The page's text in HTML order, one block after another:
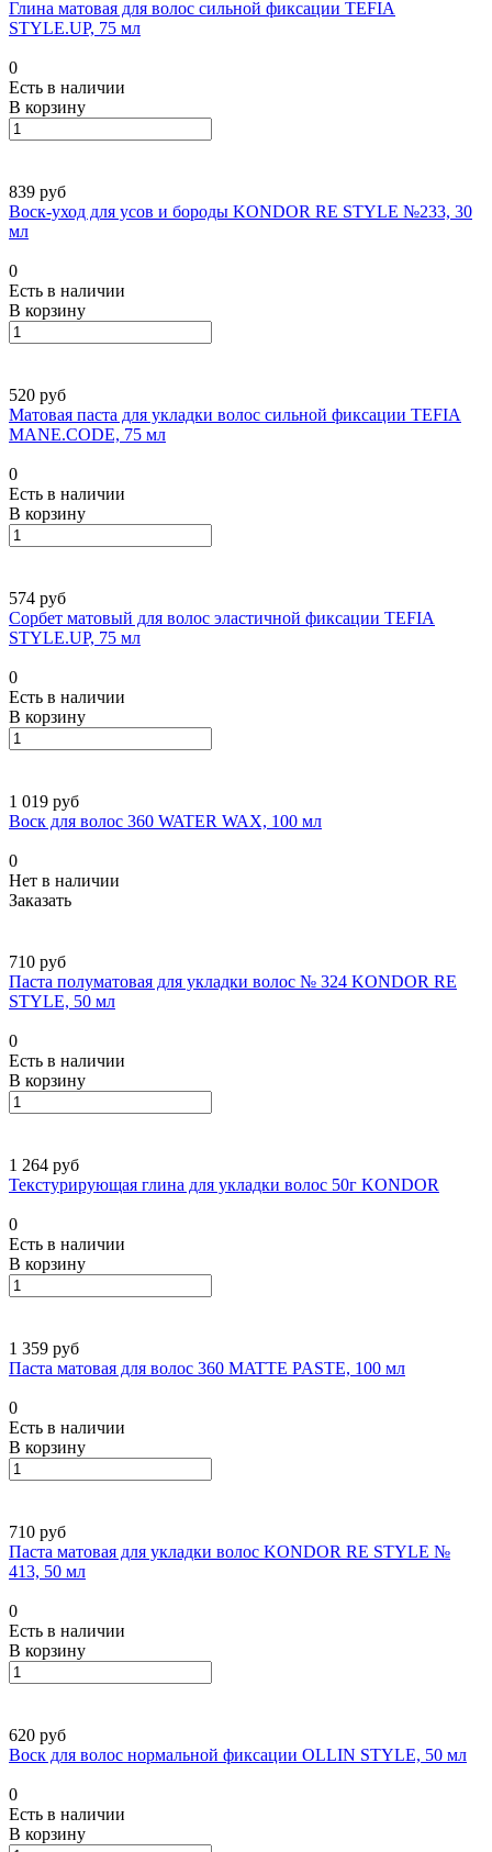
Глина матовая для волос сильной фиксации TEFIA
STYLE.UP, 75 мл
0
Есть в наличии
В корзину
839 руб
Воск-уход для усов и бороды KONDOR RE STYLE №233, 30
мл
0
Есть в наличии
В корзину
520 руб
Матовая паста для укладки волос сильной фиксации TEFIA
MANE.CODE, 75 мл
0
Есть в наличии
В корзину
574 руб
Сорбет матовый для волос эластичной фиксации TEFIA
STYLE.UP, 75 мл
0
Есть в наличии
В корзину
1 019 руб
Воск для волос 360 WATER WAX, 100 мл
0
Нет в наличии
Заказать
710 руб
Паста полуматовая для укладки волос № 324 KONDOR RE
STYLE, 50 мл
0
Есть в наличии
В корзину
1 264 руб
Текстурирующая глина для укладки волос 50г KONDOR
0
Есть в наличии
В корзину
1 359 руб
Паста матовая для волос 360 MATTE PASTE, 100 мл
0
Есть в наличии
В корзину
710 руб
Паста матовая для укладки волос KONDOR RE STYLE №
413, 50 мл
0
Есть в наличии
В корзину
620 руб
Воск для волос нормальной фиксации OLLIN STYLE, 50 мл
0
Есть в наличии
В корзину